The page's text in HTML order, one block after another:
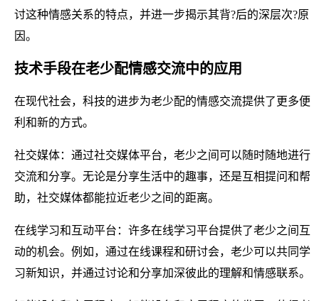
讨这种情感关系的特点，并进一步揭示其背?后的深层次?原
因。
技术手段在老少配情感交流中的应用
在现代社会，科技的进步为老少配的情感交流提供了更多便
利和新的方式。
社交媒体：通过社交媒体平台，老少之间可以随时随地进行
交流和分享。无论是分享生活中的趣事，还是互相提问和帮
助，社交媒体都能拉近老少之间的距离。
在线学习和互动平台：许多在线学习平台提供了老少之间互
动的机会。例如，通过在线课程和研讨会，老少可以共同学
习新知识，并通过讨论和分享加深彼此的理解和情感联系。